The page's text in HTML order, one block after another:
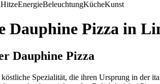
HitzeEnergieBeleuchtungKücheKunst
Dauphine Pizza in
Dauphine Pizza
Spezialität, die ihren Ursprung in der